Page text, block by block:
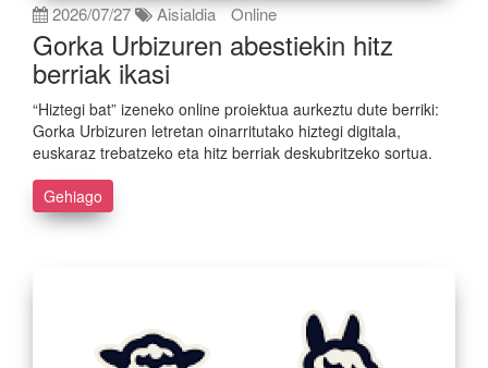
2026/07/27 Aisialdia Online
Gorka Urbizuren abestiekin hitz
berriak ikasi
“Hiztegi bat” izeneko online proiektua aurkeztu dute berriki:
Gorka Urbizuren letretan oinarritutako hiztegi digitala,
euskaraz trebatzeko eta hitz berriak deskubritzeko sortua.
Gehiago